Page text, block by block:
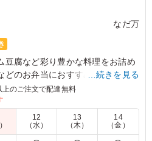
なだ万
豆腐など彩り豊かな料理をお詰め
どのお弁当におすすめです。
がございますので、ご了承くだ
…続きを見る
上のご注文で配達無料
12
（水）
13
（木）
14
（金）